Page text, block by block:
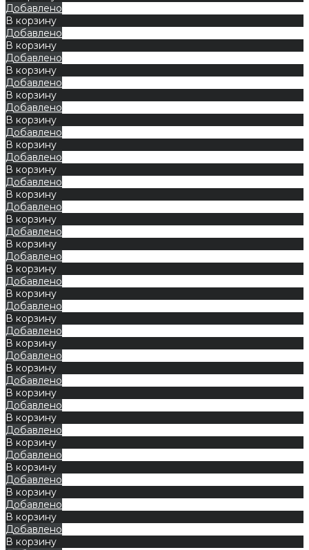
Добавлено
В корзину
Добавлено
В корзину
Добавлено
В корзину
Добавлено
В корзину
Добавлено
В корзину
Добавлено
В корзину
Добавлено
В корзину
Добавлено
В корзину
Добавлено
В корзину
Добавлено
В корзину
Добавлено
В корзину
Добавлено
В корзину
Добавлено
В корзину
Добавлено
В корзину
Добавлено
В корзину
Добавлено
В корзину
Добавлено
В корзину
Добавлено
В корзину
Добавлено
В корзину
Добавлено
В корзину
Добавлено
В корзину
Добавлено
В корзину